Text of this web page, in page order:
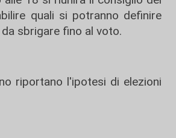
quali si potranno definire
sbrigare fino al voto.
riportano l'ipotesi di elezioni